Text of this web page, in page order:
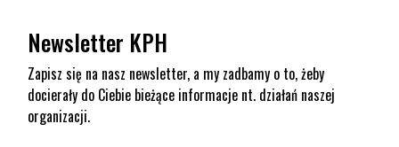
Newsletter KPH
Zapisz się na nasz newsletter, a my zadbamy o to, żeby
docierały do Ciebie bieżące informacje nt. działań naszej
organizacji.